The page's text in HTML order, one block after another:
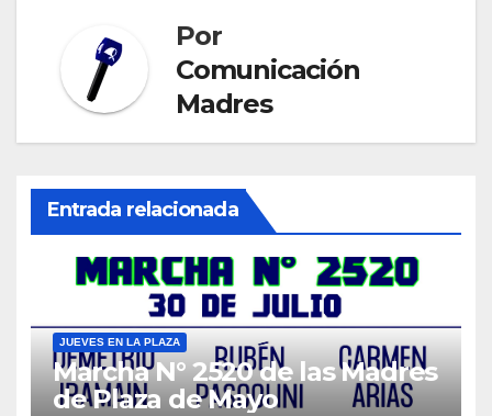
Por
Comunicación
Madres
Entrada relacionada
JUEVES EN LA PLAZA
Marcha N° 2520 de las Madres
de Plaza de Mayo